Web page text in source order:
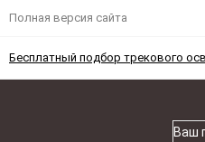
Полная версия сайта
Бесплатный подбор трекового
Ваш